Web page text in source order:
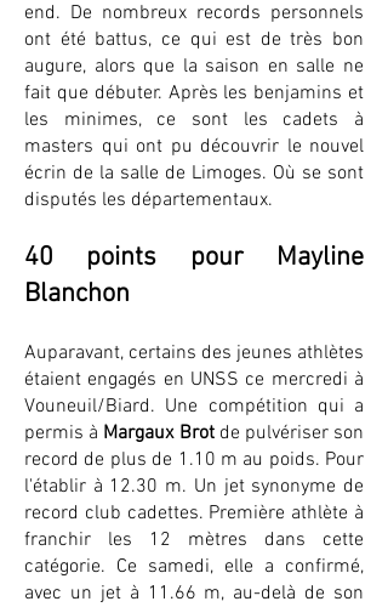
end. De nombreux records personnels
ont été battus, ce qui est de très bon
augure, alors que la saison en salle ne
fait que débuter. Après les benjamins et
les minimes, ce sont les cadets à
masters qui ont pu découvrir le nouvel
écrin de la salle de Limoges. Où se sont
disputés les départementaux.
40 points pour Mayline
Blanchon
Auparavant, certains des jeunes athlètes
étaient engagés en UNSS ce mercredi à
Vouneuil/Biard. Une compétition qui a
permis à Margaux Brotde pulvériser son
record de plus de 1.10 m au poids. Pour
l'établir à 12.30 m. Un jet synonyme de
record club cadettes. Première athlète à
franchir les 12 mètres dans cette
catégorie. Ce samedi, elle a confirmé,
avec un jet à 11.66 m, au-delà de son